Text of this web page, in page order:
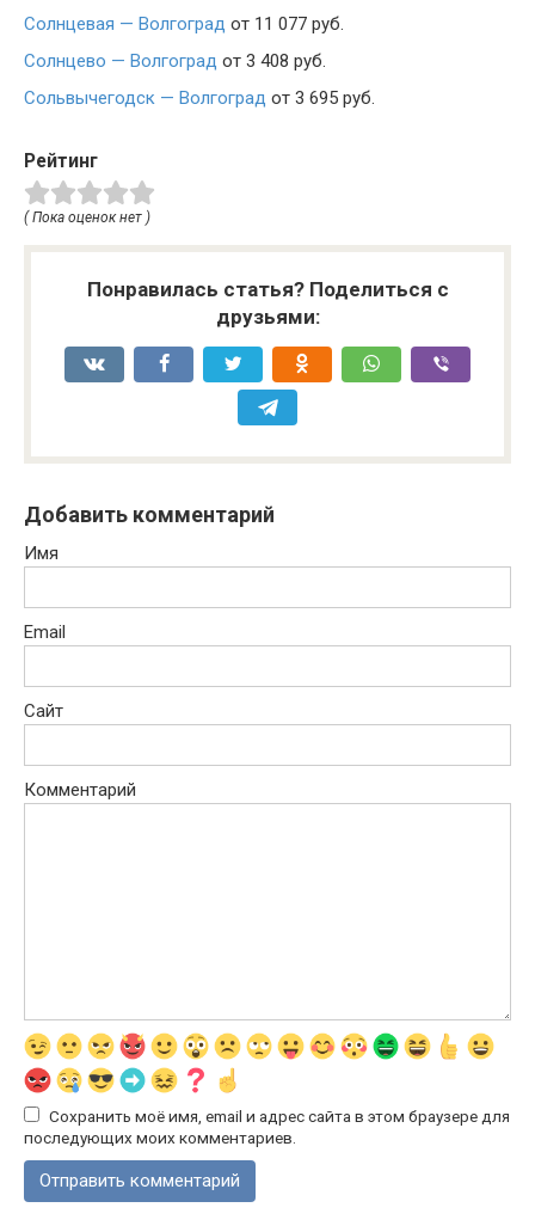
Солнцевая — Волгоград от 11 077 руб.
Солнцево — Волгоград от 3 408 руб.
Сольвычегодск — Волгоград от 3 695 руб.
Рейтинг
( Пока оценок нет )
Понравилась статья? Поделиться с
друзьями:
Добавить комментарий
Имя
Email
Сайт
Комментарий
Сохранить моё имя, email и адрес сайта в этом браузере для
последующих моих комментариев.